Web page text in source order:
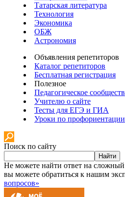
Татарская литература
Технология
Экономика
ОБЖ
Астрономия
Объявления репетиторов
Каталог репетиторов
Бесплатная регистрация
Полезное
Педагогическое
Учителю о сайте
Тесты для ЕГЭ и ГИА
Уроки по профориентации
Поиск по сайту
Найти
Не можете найти ответ на
вы можете обратиться к нашим
вопросов»